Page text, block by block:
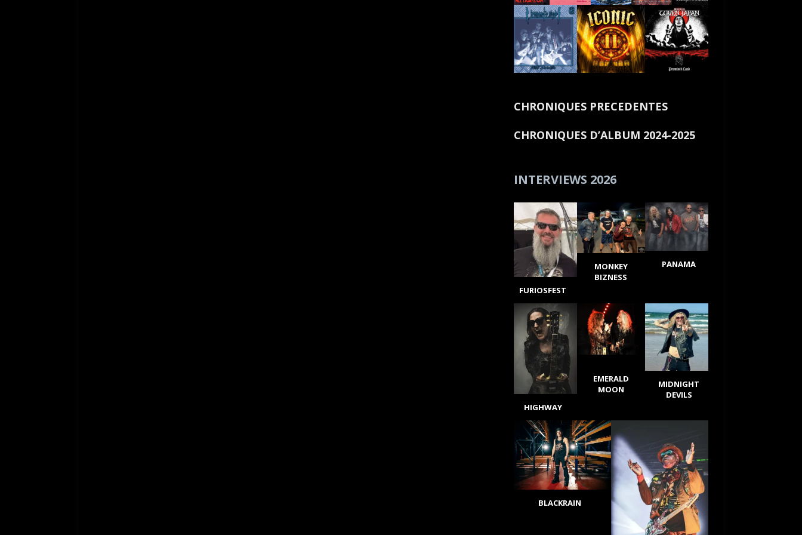
CHRONIQUES PRECEDENTES
CHRONIQUES D’ALBUM 2024-2025
INTERVIEWS 2026
FURIOSFEST
MONKEY
BIZNESS
PANAMA
HIGHWAY
EMERALD
MOON
MIDNIGHT
DEVILS
BLACKRAIN